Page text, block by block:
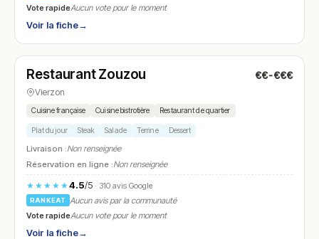
Vote rapideAucun vote pour le moment
Voir la fiche→
N° 23
Restaurant Zouzou €€-€€€
Vierzon
Cuisine française Cuisine bistrotière Restaurant de quartier
Plat du jour Steak Salade Terrine Dessert
Livraison :Non renseignée
Réservation en ligne :Non renseignée
★★★★★4.5/5· 310 avis Google
RANKEAT
Aucun avis par la communauté
Vote rapideAucun vote pour le moment
Voir la fiche→